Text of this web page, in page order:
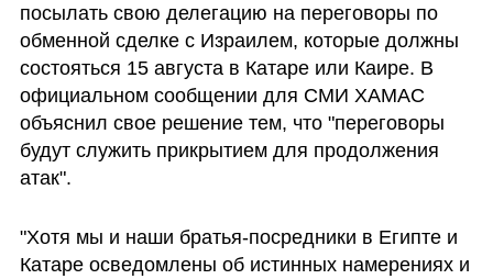
посылать свою делегацию на переговоры по
обменной сделке с Израилем, которые должны
состояться 15 августа в Катаре или Каире. В
официальном сообщении для СМИ ХАМАС
объяснил свое решение тем, что "переговоры
будут служить прикрытием для продолжения
атак".
"Хотя мы и наши братья-посредники в Египте и
Катаре осведомлены об истинных намерениях и